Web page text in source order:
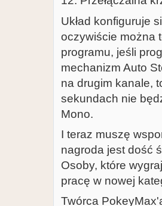
Układ konfiguruje
oczywiście można
programu, jeśli
mechanizm Auto
na drugim kanale,
sekundach nie
Mono.
I teraz muszę
nagroda jest dość
Osoby, które
pracę w nowej
Twórca